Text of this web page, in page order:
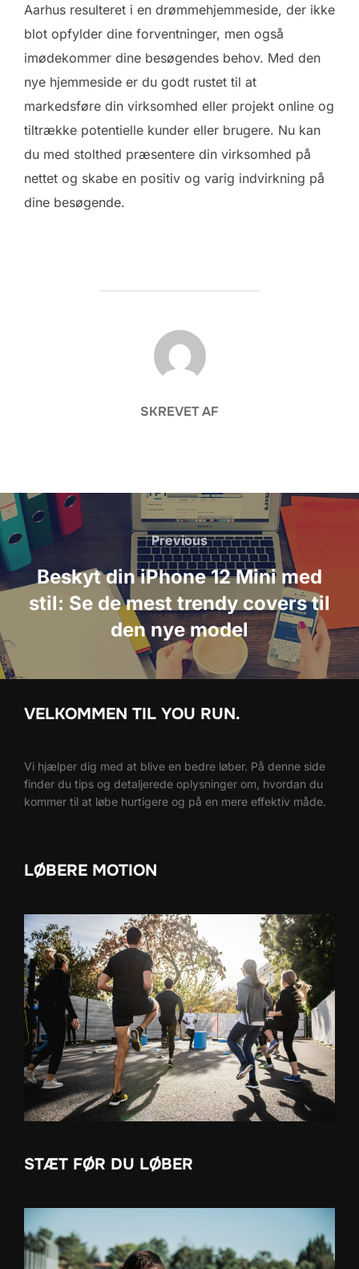
Aarhus resulteret i en drømmehjemmeside, der ikke
blot opfylder dine forventninger, men også
imødekommer dine besøgendes behov. Med den
nye hjemmeside er du godt rustet til at
markedsføre din virksomhed eller projekt online og
tiltrække potentielle kunder eller brugere. Nu kan
du med stolthed præsentere din virksomhed på
nettet og skabe en positiv og varig indvirkning på
dine besøgende.
FORFATTER
SKREVET AF
Indlægsnavigation
Previous
Previous
Beskyt din iPhone 12 Mini med
stil: Se de mest trendy covers til
den nye model
VELKOMMEN TIL YOU RUN.
Vi hjælper dig med at blive en bedre løber. På denne side
finder du tips og detaljerede oplysninger om, hvordan du
kommer til at løbe hurtigere og på en mere effektiv måde.
LØBERE MOTION
STÆT FØR DU LØBER